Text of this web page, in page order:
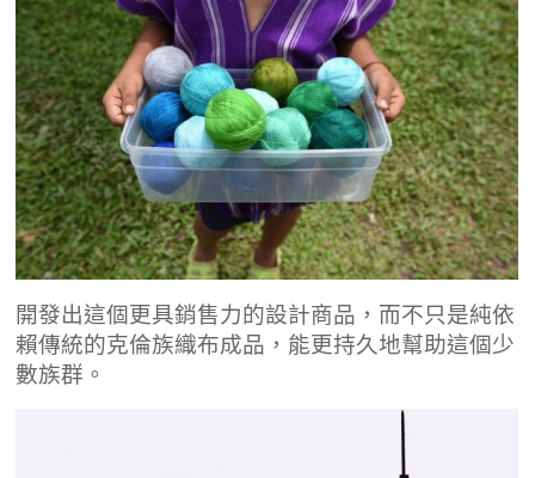
開發出這個更具銷售力的設計商品，而不只是純依
賴傳統的克倫族織布成品，能更持久地幫助這個少
數族群。